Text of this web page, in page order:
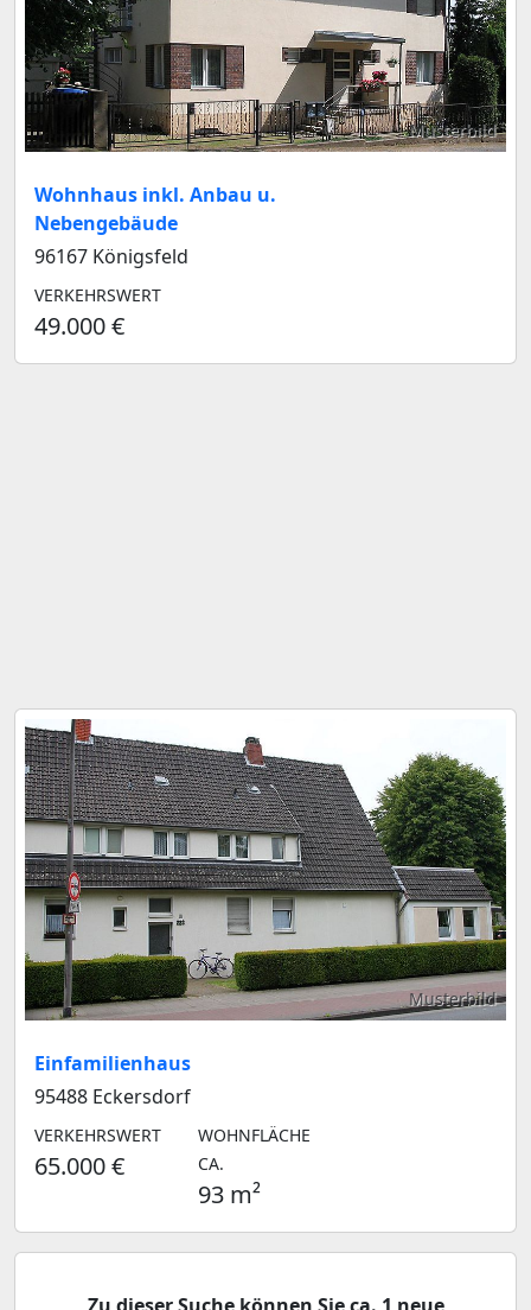
Musterbild
Wohnhaus inkl. Anbau u.
Nebengebäude
96167 Königsfeld
VERKEHRSWERT
49.000 €
Musterbild
Einfamilienhaus
95488 Eckersdorf
VERKEHRSWERT
65.000 €
WOHNFLÄCHE
CA.
93 m²